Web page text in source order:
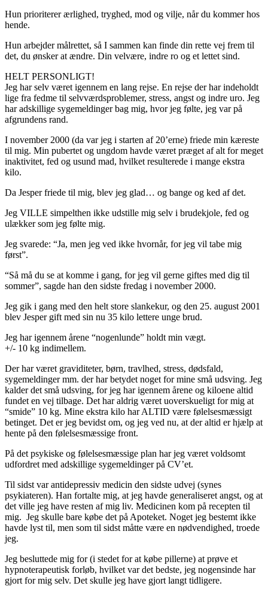
Hun prioriterer ærlighed, tryghed, mod og vilje, når du kommer hos
hende.
Hun arbejder målrettet, så I sammen kan finde din rette vej frem til
det, du ønsker at ændre. Din velvære, indre ro og et lettet sind.
HELT PERSONLIGT!
Jeg har selv været igennem en lang rejse. En rejse der har indeholdt
lige fra fedme til selvværdsproblemer, stress, angst og indre uro. Jeg
har adskillige sygemeldinger bag mig, hvor jeg følte, jeg var på
afgrundens rand.
I november 2000 (da var jeg i starten af 20’erne) friede min kæreste
til mig. Min pubertet og ungdom havde været præget af alt for meget
inaktivitet, fed og usund mad, hvilket resulterede i mange ekstra
kilo.
Da Jesper friede til mig, blev jeg glad… og bange og ked af det.
Jeg VILLE simpelthen ikke udstille mig selv i brudekjole, fed og
ulækker som jeg følte mig.
Jeg svarede: “Ja, men jeg ved ikke hvornår, for jeg vil tabe mig
først”.
“Så må du se at komme i gang, for jeg vil gerne giftes med dig til
sommer”, sagde han den sidste fredag i november 2000.
Jeg gik i gang med den helt store slankekur, og den 25. august 2001
blev Jesper gift med sin nu 35 kilo lettere unge brud.
Jeg har igennem årene “nogenlunde” holdt min vægt.
+/- 10 kg indimellem.
Der har været graviditeter, børn, travlhed, stress, dødsfald,
sygemeldinger mm. der har betydet noget for mine små udsving. Jeg
kalder det små udsving, for jeg har igennem årene og kiloene altid
fundet en vej tilbage. Det har aldrig været uoverskueligt for mig at
“smide” 10 kg. Mine ekstra kilo har ALTID være følelsesmæssigt
betinget. Det er jeg bevidst om, og jeg ved nu, at der altid er hjælp at
hente på den følelsesmæssige front.
På det psykiske og følelsesmæssige plan har jeg været voldsomt
udfordret med adskillige sygemeldinger på CV’et.
Til sidst var antidepressiv medicin den sidste udvej (synes
psykiateren). Han fortalte mig, at jeg havde generaliseret angst, og at
det ville jeg have resten af mig liv. Medicinen kom på recepten til
mig. Jeg skulle bare købe det på Apoteket. Noget jeg bestemt ikke
havde lyst til, men som til sidst måtte være en nødvendighed, troede
jeg.
Jeg besluttede mig for (i stedet for at købe pillerne) at prøve et
hypnoterapeutisk forløb, hvilket var det bedste, jeg nogensinde har
gjort for mig selv. Det skulle jeg have gjort langt tidligere.